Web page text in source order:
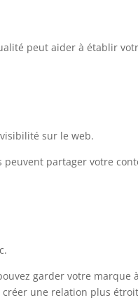
peut aider à établir
sur le web.
partager votre
garder votre marque
une relation plus